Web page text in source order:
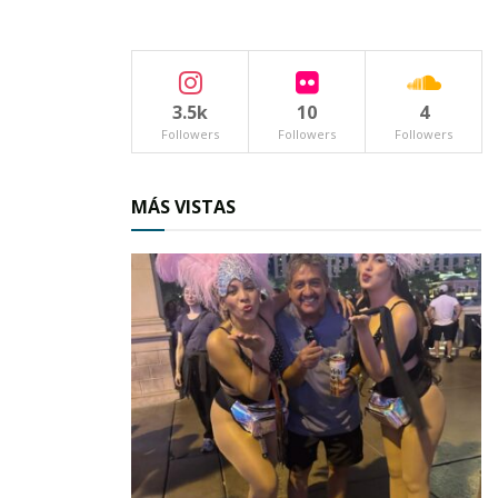
No me sorprenderá ver mañana las tablas
rítmicas con canciones en inglés. O de hecho ver
pasar a “Las adelitas” que no saben siquiera
lavar su plato después de comer. A los niños
revolucionarios que no tienen idea de los
ideales de los hermanos Flores Magón, Emiliano
3.5k
Followers
10
Followers
4
Followers
MÁS VISTAS